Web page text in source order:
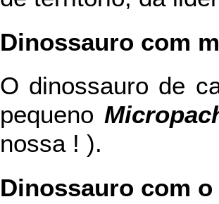
Dinossauro com
O dinossauro de
pequeno
nossa ! ).
Dinossauro com